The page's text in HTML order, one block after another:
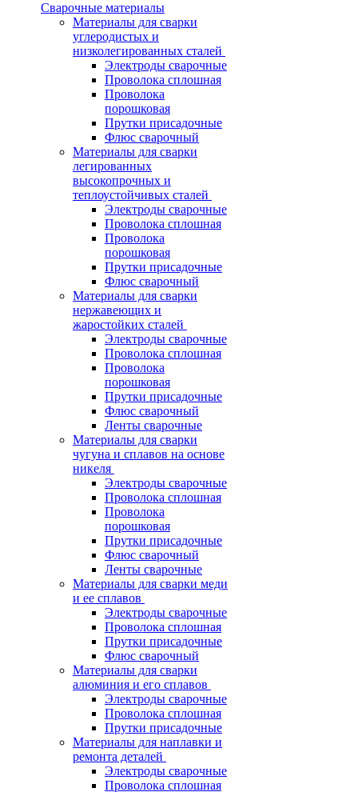
Сварочные материалы
Материалы для сварки
углеродистых и
низколегированных сталей
Электроды сварочные
Проволока сплошная
Проволока
порошковая
Прутки присадочные
Флюс сварочный
Материалы для сварки
легированных
высокопрочных и
теплоустойчивых сталей
Электроды сварочные
Проволока сплошная
Проволока
порошковая
Прутки присадочные
Флюс сварочный
Материалы для сварки
нержавеющих и
жаростойких сталей
Электроды сварочные
Проволока сплошная
Проволока
порошковая
Прутки присадочные
Флюс сварочный
Ленты сварочные
Материалы для сварки
чугуна и сплавов на основе
никеля
Электроды сварочные
Проволока сплошная
Проволока
порошковая
Прутки присадочные
Флюс сварочный
Ленты сварочные
Материалы для сварки меди
и ее сплавов
Электроды сварочные
Проволока сплошная
Прутки присадочные
Флюс сварочный
Материалы для сварки
алюминия и его сплавов
Электроды сварочные
Проволока сплошная
Прутки присадочные
Материалы для наплавки и
ремонта деталей
Электроды сварочные
Проволока сплошная